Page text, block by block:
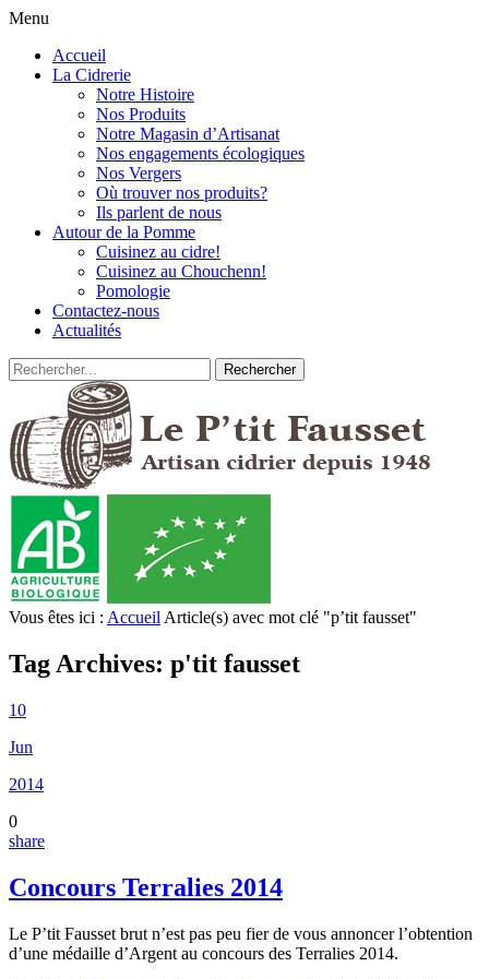
Menu
Accueil
La Cidrerie
Notre Histoire
Nos Produits
Notre Magasin d’Artisanat
Nos engagements écologiques
Nos Vergers
Où trouver nos produits?
Ils parlent de nous
Autour de la Pomme
Cuisinez au cidre!
Cuisinez au Chouchenn!
Pomologie
Contactez-nous
Actualités
Vous êtes ici : Accueil Article(s) avec mot clé "p’tit fausset"
Tag Archives: p'tit fausset
10
Jun
2014
0
share
Concours Terralies 2014
Le P’tit Fausset brut n’est pas peu fier de vous annoncer l’obtention
d’une médaille d’Argent au concours des Terralies 2014.